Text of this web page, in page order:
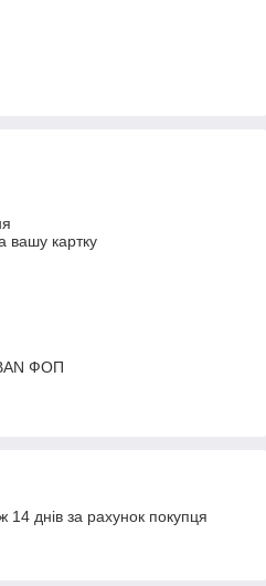
вашу картку
ФОП
днів за рахунок покупця